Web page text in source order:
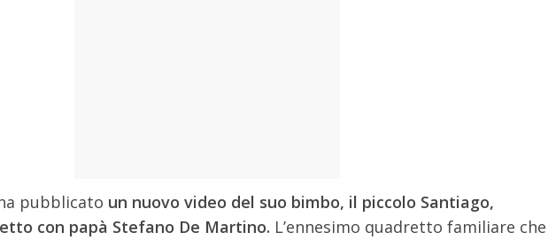
pubblicato un nuovo video del suo bimbo, il piccolo Santiago,
con papà Stefano De Martino. L’ennesimo quadretto familiare che